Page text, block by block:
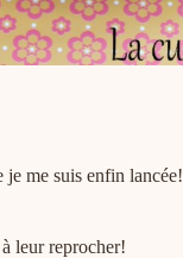
je me suis enfin lancée!
leur reprocher!